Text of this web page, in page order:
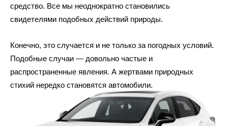
средство. Все мы неоднократно становились
свидетелями подобных действий природы.
Конечно, это случается и не только за погодных условий.
Подобные случаи — довольно частые и
распространенные явления. А жертвами природных
стихий нередко становятся автомобили.